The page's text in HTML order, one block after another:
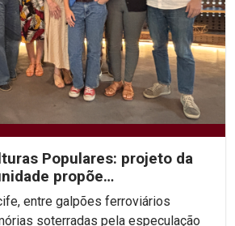
Populares: projeto da
propõe
urbana e...
entre galpões ferroviários
soterradas pela especulação